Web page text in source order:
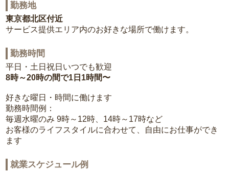
勤務地
東京都北区付近
サービス提供エリア内のお好きな場所で働けます。
勤務時間
平日・土日祝日いつでも歓迎
8時～20時の間で1日1時間〜
好きな曜日・時間に働けます
勤務時間例：
毎週水曜のみ 9時～12時、14時～17時など
お客様のライフスタイルに合わせて、自由にお仕事ができ
ます
就業スケジュール例